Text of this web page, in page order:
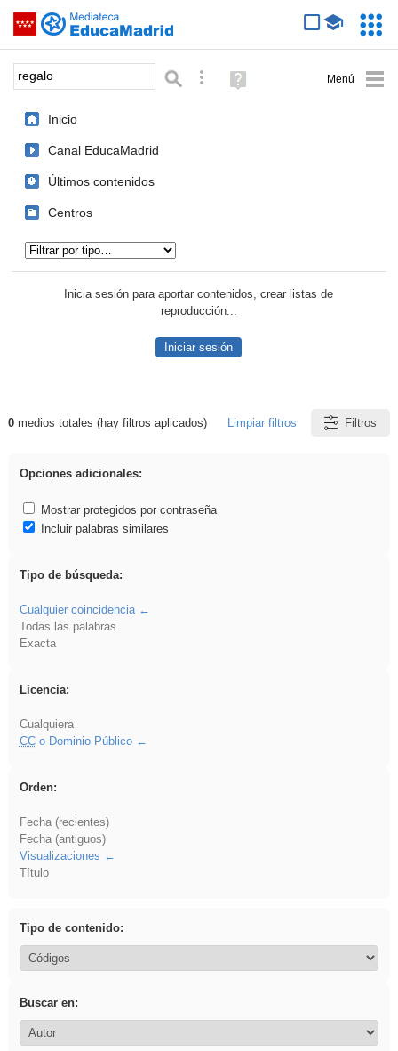
Saltar navegación
Palabra o frase: Búsqueda avanzada
Ayuda
(en
Inicio
Canal EducaMadrid
Últimos contenidos
Centros
Inicia sesión para aportar contenidos, crear listas de
reproducción...
Iniciar sesión
Resultados de: regalo
0medios totales (hay filtros aplicados) Limpiar filtros Filtros
Opciones adicionales:
Mostrar protegidos por contraseña
Incluir palabras similares
Tipo de búsqueda:
Cualquier coincidencia
Todas las palabras
Exacta
Licencia:
Cualquiera
CCo Dominio Público
Orden:
Fecha (recientes)
Fecha (antiguos)
Visualizaciones
Título
Tipo de contenido:
Buscar en: